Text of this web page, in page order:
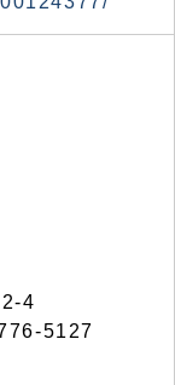
4
5127